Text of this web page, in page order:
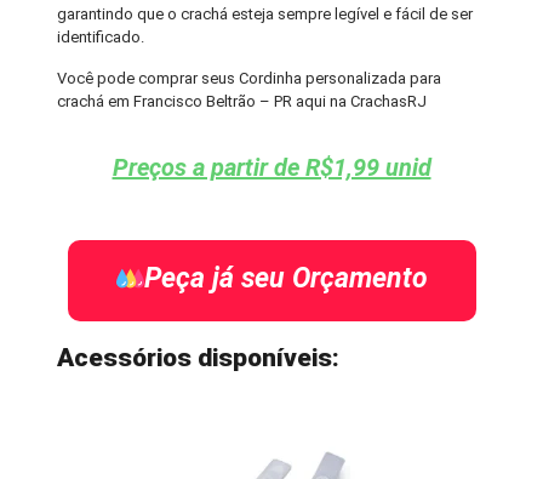
garantindo que o crachá esteja sempre legível e fácil de ser
identificado.
Você pode comprar seus Cordinha personalizada para
crachá em Francisco Beltrão – PR aqui na CrachasRJ
Preços a partir de R$1,99 unid
Peça já seu Orçamento
Acessórios disponíveis: